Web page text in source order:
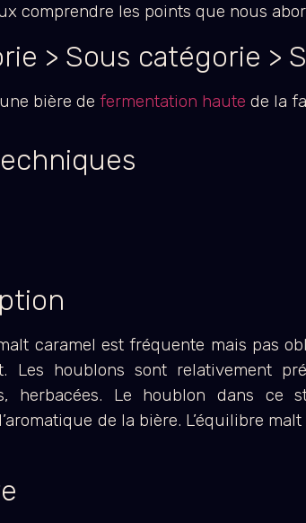
comprendre les points que nous
> Sous catégorie >
bière de fermentation haute de la
caramel est fréquente mais pas
Les houblons sont relativement
herbacées. Le houblon dans ce
de la bière. L’équilibre